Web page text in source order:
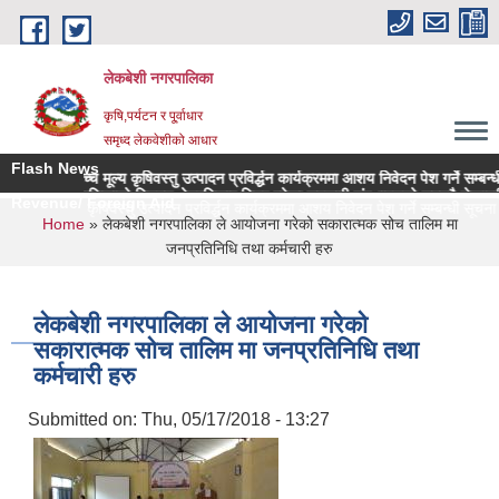
Skip to main content
लेकबेशी नगरपालिका
कृषि,पर्यटन र पू्र्वाधार
समृध्द लेकवेशीको आधार
Flash News
उच्च मूल्य कृषिवस्तु उत्पादन प्रविर्द्धन कार्यक्रममा आशय निवेदन पेश गर्ने सम्बन्धी
नगरपालिकाको नियमन क्षेत्रधिकार भित्र रहेका सहकारी संस्थाहरुको समयमै
You are here
Home» लेकबेशी नगरपालिका ले आयोजना गरेको सकारात्मक सोच तालिम मा
जनप्रतिनिधि तथा कर्मचारी हरु
लेकबेशी नगरपालिका ले आयोजना गरेको
सकारात्मक सोच तालिम मा जनप्रतिनिधि तथा
कर्मचारी हरु
Submitted on: Thu, 05/17/2018 - 13:27